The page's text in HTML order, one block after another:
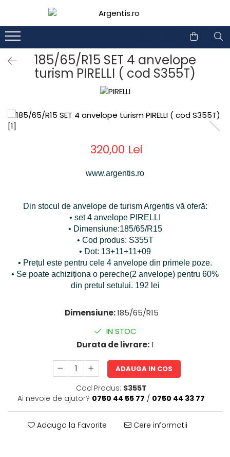
185/65/R15 SET 4 anvelope
turism PIRELLI ( cod S355T)
320,00 Lei
www.argentis.ro
Din stocul de anvelope de turism Argentis vă oferă:
• set 4 anvelope PIRELLI
• Dimensiune:185/65/R15
• Cod produs: S355T
• Dot: 13+11+11+09
• Prețul este pentru cele 4 anvelope din primele poze.
• Se poate achiziționa o pereche(2 anvelope) pentru 60%
din pretul setului. 192 lei
Dimensiune:185/65/R15
IN STOC
Durata de livrare:1
ADAUGA IN COS
Cod Produs: S355T
Ai nevoie de ajutor? 0750 44 55 77 / 0750 44 33 77
Adauga la Favorite Cere informatii